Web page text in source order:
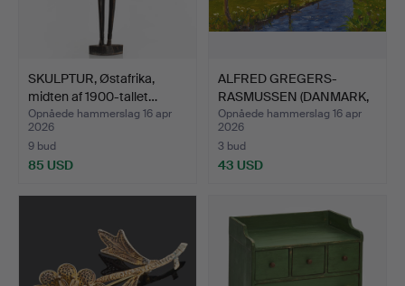
SKULPTUR, Østafrika,
midten af 1900-tallet…
Opnåede hammerslag 16 apr
2026
9 bud
85 USD
ALFRED GREGERS-
RASMUSSEN (DANMARK,
1904-19…
Opnåede hammerslag 16 apr
2026
3 bud
43 USD